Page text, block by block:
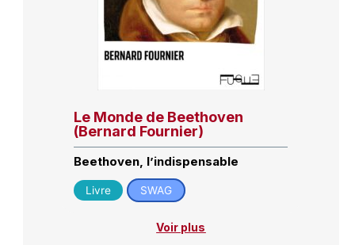
Le Monde de Beethoven
(Bernard Fournier)
Beethoven, l’indispensable
Livre SWAG
Voir plus